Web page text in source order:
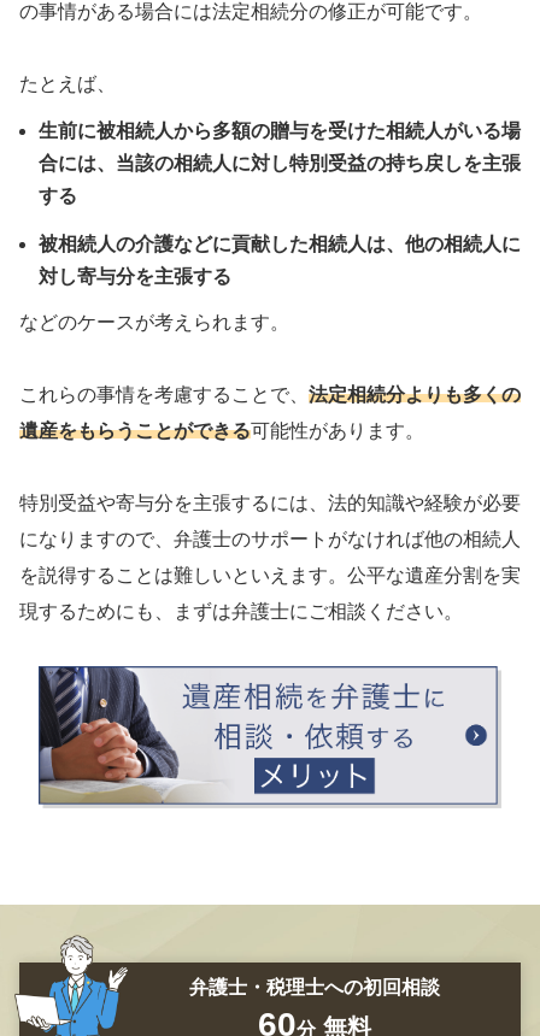
の事情がある場合には法定相続分の修正が可能です。
たとえば、
生前に被相続人から多額の贈与を受けた相続人がいる場
合には、当該の相続人に対し特別受益の持ち戻しを主張
する
被相続人の介護などに貢献した相続人は、他の相続人に
対し寄与分を主張する
などのケースが考えられます。
これらの事情を考慮することで、 法定相続分よりも多くの
遺産をもらうことができる可能性があります。
特別受益や寄与分を主張するには、法的知識や経験が必要
になりますので、弁護士のサポートがなければ他の相続人
を説得することは難しいといえます。公平な遺産分割を実
現するためにも、まずは弁護士にご相談ください。
弁護士・税理士への初回相談
60分 無料